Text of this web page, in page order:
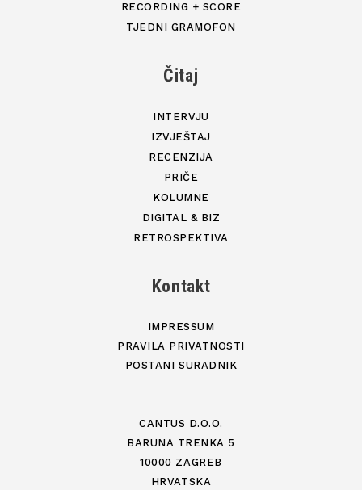
RECORDING + SCORE
TJEDNI GRAMOFON
Čitaj
INTERVJU
IZVJEŠTAJ
RECENZIJA
PRIČE
KOLUMNE
DIGITAL & BIZ
RETROSPEKTIVA
Kontakt
IMPRESSUM
PRAVILA PRIVATNOSTI
POSTANI SURADNIK
CANTUS D.O.O.
BARUNA TRENKA 5
10000 ZAGREB
HRVATSKA